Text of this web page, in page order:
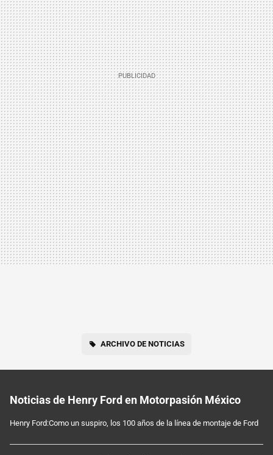
ARCHIVO DE NOTICIAS
Noticias de Henry Ford en Motorpasión México
Henry Ford:Como un suspiro, los 100 años de la línea de montaje de Ford